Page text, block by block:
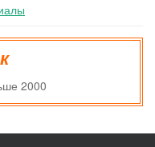
2000